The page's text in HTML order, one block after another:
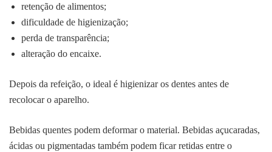
retenção de alimentos;
dificuldade de higienização;
perda de transparência;
alteração do encaixe.
Depois da refeição, o ideal é higienizar os dentes antes de
recolocar o aparelho.
Bebidas quentes podem deformar o material. Bebidas açucaradas,
ácidas ou pigmentadas também podem ficar retidas entre o